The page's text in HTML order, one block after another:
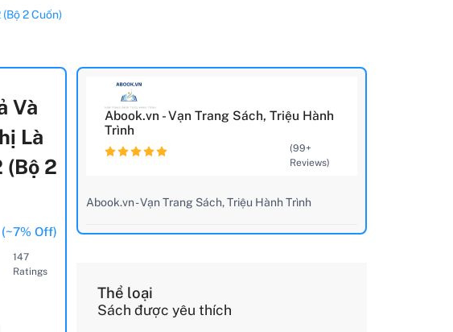
2 Cuốn)
Và
Là
(Bộ 2
(~7% Off)
147
Ratings
Abook.vn - Vạn Trang Sách, Triệu Hành
Trình
(99+
Reviews)
Abook.vn - Vạn Trang Sách, Triệu Hành Trình
Thể loại
Sách được yêu thích